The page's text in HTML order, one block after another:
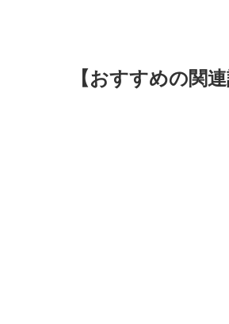
【おすすめの関連